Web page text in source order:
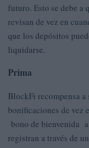
futuro. Esto se debe a
revisan de vez en
que los depósitos
liquidarse.
Prima
BlockFi recompensa
bonificaciones de vez
bono de bienvenida
registran a través de